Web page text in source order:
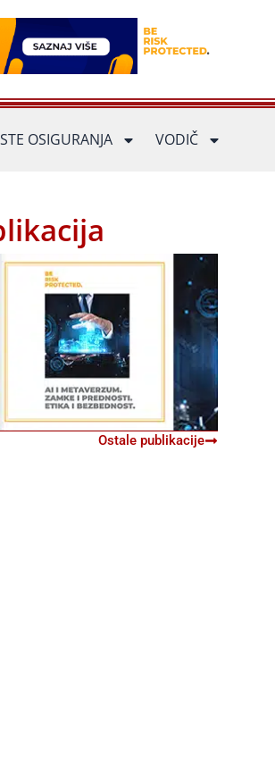
OSIGURANJA VODIČ
Ostale publikacije